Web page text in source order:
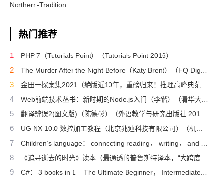
Northern-Tradition
Kaldera）（2013）
热门推荐
1 PHP 7（Tutorials Point）（Tutorials Point 2016）
2 The Murder After the Night Before（Katy Brent）（HQ Digital 2024）
3 金田一探案集2021（絶版近10年，重磅归来！推理高峰典范，江户川乱步、青山刚昌推荐。惊骇悬念+诡秘人性，入坑推理佳选，一套10本过足瘾！精美和风装帧，日本系列销量超5500万册）（横沟正史）（壹页科技 2021）
4 Web前端技术丛书：新时期的Node.js入门（李锴）（清华大学出版社 2017）
5 翻译辨误2(图文版)（陈德彰）（外语教学与研究出版社 2011）
6 UG NX 10.0 数控加工教程（北京兆迪科技有限公司）（机械工业出版社 2016）
7 Children’s language： connecting reading， writing， and talk（Judith Wells Lindfors）（Teachers College Press 2008）
8 《追寻逝去的时光》读本（最通透的普鲁斯特译本，“大跨度”节选七卷本，一字不易；附赠《普罗斯特纸上展览》）（【法】马塞尔•普鲁斯特，周克希译）（广西师范大学出版社 2015）
9 C#： 3 books in 1 – The Ultimate Beginner， Intermediate & Advanced Guides to Master C# Programming Quickly with No Experience（Mark Reed）（2022）